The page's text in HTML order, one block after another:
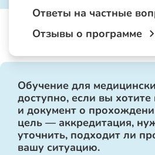
Ответы на частные
Отзывы о программе
Обучение для
доступно, если вы
и документ о
цель — аккредитация,
уточнить, подходит ли
вашу ситуацию.